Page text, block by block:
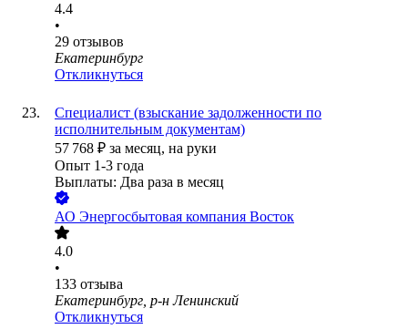
4.4
•
29 отзывов
Екатеринбург
Откликнуться
Специалист (взыскание задолженности по
исполнительным документам)
57 768 ₽ за месяц, на руки
Опыт 1-3 года
Выплаты: Два раза в месяц
АО Энергосбытовая компания Восток
4.0
•
133 отзыва
Екатеринбург, р-н Ленинский
Откликнуться